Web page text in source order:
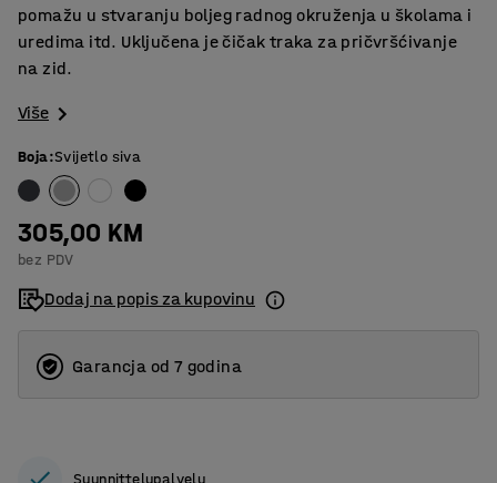
pomažu u stvaranju boljeg radnog okruženja u školama i
uredima itd. Uključena je čičak traka za pričvršćivanje
na zid.
Više
Boja:Svijetlo siva
305,00 KM
bez PDV
Dodaj na popis za kupovinu
Garancja od 7 godina
Suunnittelupalvelu